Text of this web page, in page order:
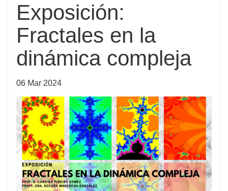
Exposición:
Fractales en la
dinámica compleja
06 Mar 2024